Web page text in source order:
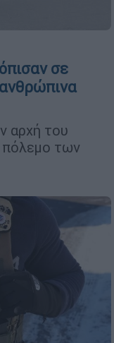
σε
αρχή του
πόλεμο των